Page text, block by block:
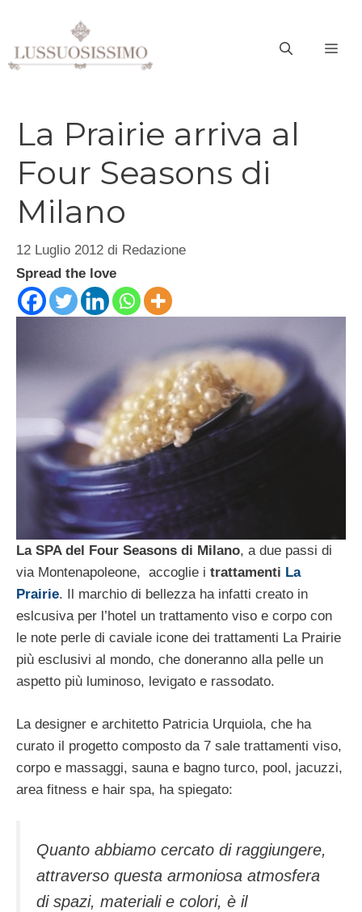
contenuto
La Prairie arriva al
Four Seasons di
Milano
12 Luglio 2012 di Redazione
Spread the love
La SPA del Four Seasons di Milano, a due passi di
via Montenapoleone, accoglie i trattamenti La
Prairie. Il marchio di bellezza ha infatti creato in
eslcusiva per l’hotel un trattamento viso e corpo con
le note perle di caviale icone dei trattamenti La Prairie
più esclusivi al mondo, che doneranno alla pelle un
aspetto più luminoso, levigato e rassodato.
La designer e architetto Patricia Urquiola, che ha
curato il progetto composto da 7 sale trattamenti viso,
corpo e massaggi, sauna e bagno turco, pool, jacuzzi,
area fitness e hair spa, ha spiegato:
Quanto abbiamo cercato di raggiungere,
attraverso questa armoniosa atmosfera
di spazi, materiali e colori, è il